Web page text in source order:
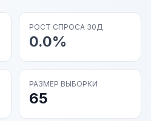
РОСТ СПРОСА 30Д
0.0%
РАЗМЕР ВЫБОРКИ
65